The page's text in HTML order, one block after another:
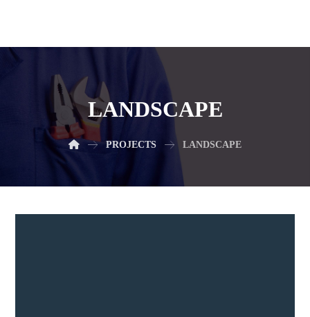
LANDSCAPE
PROJECTS LANDSCAPE